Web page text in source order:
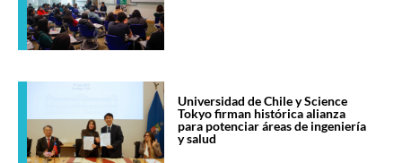
Universidad de Chile y Science
Tokyo firman histórica alianza
para potenciar áreas de ingeniería
y salud